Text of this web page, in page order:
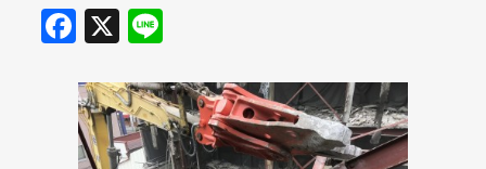
F
c
e
X Li
e